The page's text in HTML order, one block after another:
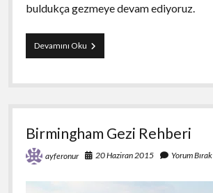
buldukça gezmeye devam ediyoruz.
Devamını OkuAlabama
State
Birmingham Gezi Rehberi
ayferonur 20 Haziran 2015 Yorum Bırak